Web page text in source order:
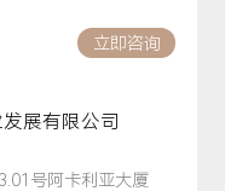
立即咨询
展有限公司
号阿卡利亚大厦